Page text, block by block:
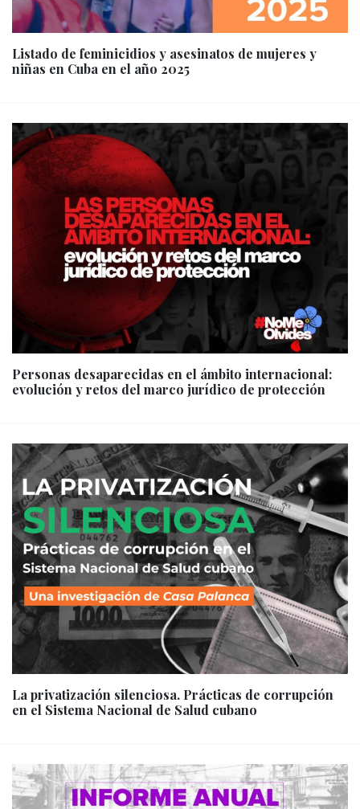
Listado de feminicidios y asesinatos de mujeres y
niñas en Cuba en el año 2025
Personas desaparecidas en el ámbito internacional:
evolución y retos del marco jurídico de protección
La privatización silenciosa. Prácticas de corrupción
en el Sistema Nacional de Salud cubano